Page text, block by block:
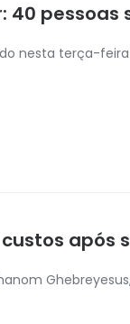
40
nesta terça-feira
após